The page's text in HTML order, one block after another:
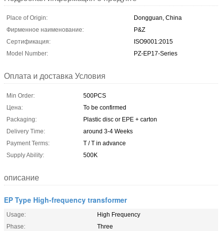
Place of Origin:
Dongguan, China
Фирменное наименование:
P&Z
Сертификация:
ISO9001:2015
Model Number:
PZ-EP17-Series
Оплата и доставка Условия
Min Order:
500PCS
Цена:
To be confirmed
Packaging:
Plastic disc or EPE + carton
Delivery Time:
around 3-4 Weeks
Payment Terms:
T / T in advance
Supply Ability:
500K
описание
EP Type High-frequency transformer
Usage:
High Frequency
Phase:
Three